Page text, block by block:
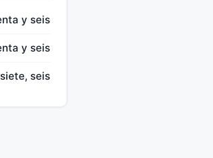
y seis
y seis
seis